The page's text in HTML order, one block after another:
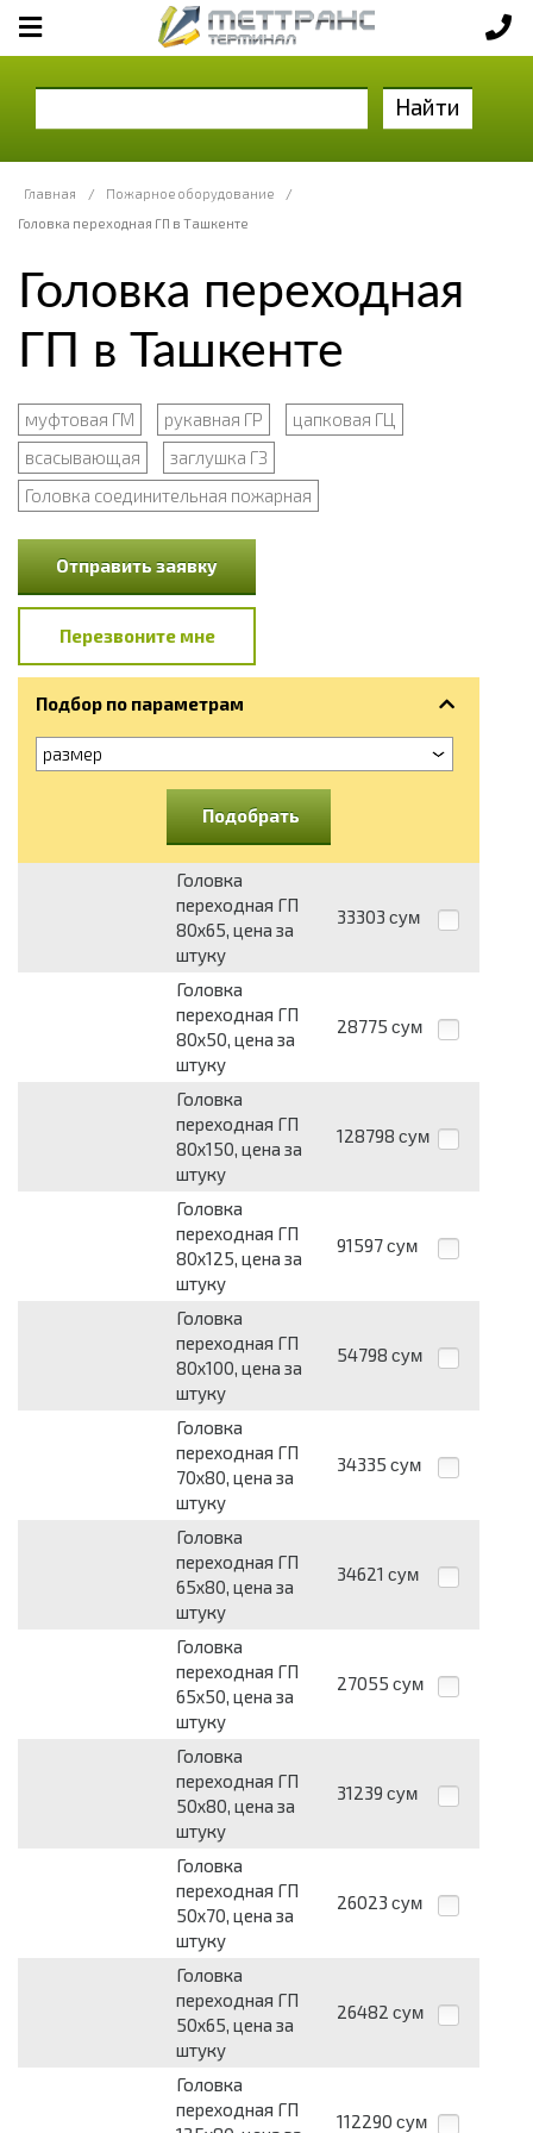
Найти
Главная / Пожарное оборудование
/
Головка переходная ГП в Ташкенте
Головка переходная
ГП в Ташкенте
муфтовая ГМ рукавная ГР
цапковая ГЦ
всасывающая
заглушка ГЗ
Головка соединительная пожарная
Отправить заявку
Перезвоните мне
Подбор по параметрам
размер
Подобрать
Головка
переходная ГП
80х65, цена за
штуку
33303 сум
Головка
переходная ГП
80х50, цена за
штуку
28775 сум
Головка
переходная ГП
80х150, цена за
штуку
128798 сум
Головка
переходная ГП
80х125, цена за
штуку
91597 сум
Головка
переходная ГП
80х100, цена за
штуку
54798 сум
Головка
переходная ГП
70х80, цена за
штуку
34335 сум
Головка
переходная ГП
65х80, цена за
штуку
34621 сум
Головка
переходная ГП
65х50, цена за
штуку
27055 сум
Головка
переходная ГП
50х80, цена за
штуку
31239 сум
Головка
переходная ГП
50х70, цена за
штуку
26023 сум
Головка
переходная ГП
50х65, цена за
штуку
26482 сум
Головка
переходная ГП
112290 сум